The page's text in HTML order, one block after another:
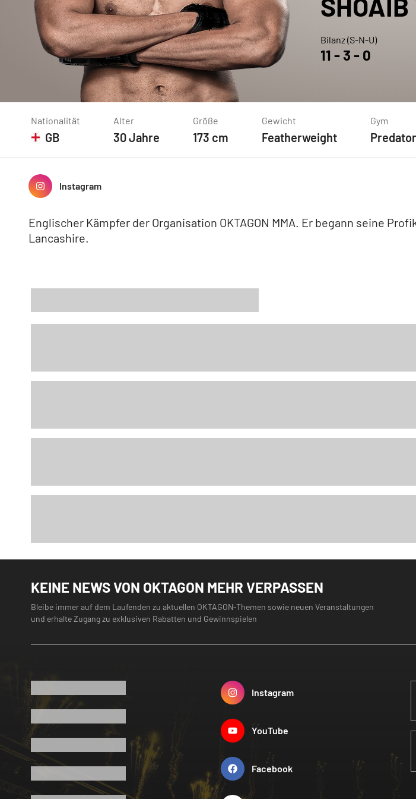
Bilanz (S-N-U)
11 - 3 - 0
Nationalität
GB
Alter
30Jahre
Größe
173 cm
Gewicht
Featherweight
Gym
Instagram
Englischer Kämpfer der Organisation OKTAGON MMA. Er begann seine
Lancashire.
KEINE NEWS VON OKTAGON MEHR VERPASSEN
Bleibe immer auf dem Laufenden zu aktuellen OKTAGON-Themen sowie neuen Veranstaltungen
und erhalte Zugang zu exklusiven Rabatten und Gewinnspielen
Instagram
YouTube
Facebook